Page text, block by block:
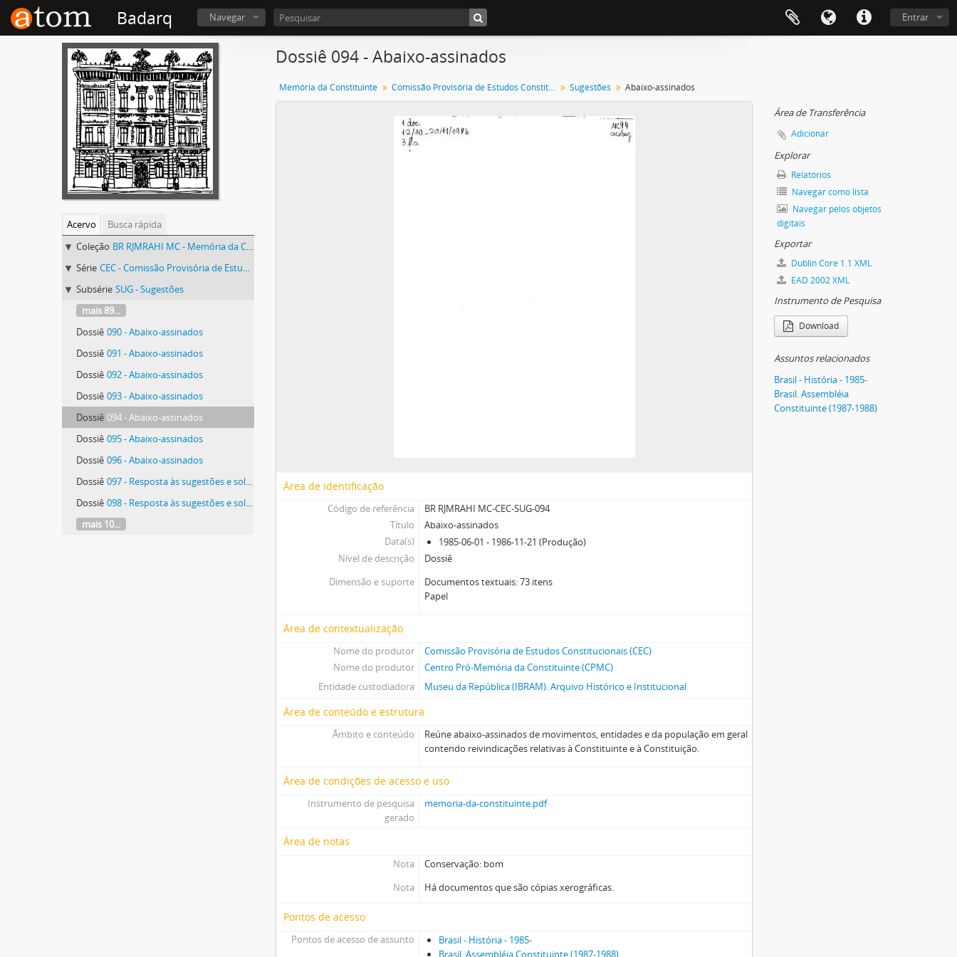
Badarq Navegar Entrar
Acervo
Busca rápida
Coleção BR RJMRAHI MC - Memória da Constituinte
Série CEC - Comissão Provisória de Estudos Constitucionais
Subsérie SUG - Sugestões
mais 89...
Dossiê 090 - Abaixo-assinados
Dossiê 091 - Abaixo-assinados
Dossiê 092 - Abaixo-assinados
Dossiê 093 - Abaixo-assinados
Dossiê 094 - Abaixo-assinados
Dossiê 095 - Abaixo-assinados
Dossiê 096 - Abaixo-assinados
Dossiê 097 - Resposta às sugestões e solicitações enviadas pela população em geral
Dossiê 098 - Resposta às sugestões e solicitações enviadas pela população em geral
mais 10...
Dossiê 094 - Abaixo-assinados
Memória da Constituinte Comissão Provisória de Estudos Constitucionais Sugestões Abaixo-assinados
Área de identificação
Código de referência
BR RJMRAHI MC-CEC-SUG-094
Título
Abaixo-assinados
Data(s)
1985-06-01 - 1986-11-21 (Produção)
Nível de descrição
Dossiê
Dimensão e suporte
Documentos textuais: 73 itens
Papel
Área de contextualização
Nome do produtor
Comissão Provisória de Estudos Constitucionais (CEC)
Nome do produtor
Centro Pró-Memória da Constituinte (CPMC)
Entidade custodiadora
Museu da República (IBRAM). Arquivo Histórico e Institucional
Área de conteúdo e estrutura
Âmbito e conteúdo
Reúne abaixo-assinados de movimentos, entidades e da população em geral
contendo reivindicações relativas à Constituinte e à Constituição.
Área de condições de acesso e uso
Instrumento de pesquisa
gerado
memoria-da-constituinte.pdf
Área de notas
Nota
Conservação: bom
Nota
Há documentos que são cópias xerográficas.
Pontos de acesso
Pontos de acesso de assunto
Brasil - História - 1985-
Brasil. Assembléia Constituinte (1987-1988)
Área de Transferência
Adicionar
Explorar
Relatórios
Navegar como lista
Navegar pelos objetos
digitais
Exportar
Dublin Core 1.1 XML
EAD 2002 XML
Instrumento de Pesquisa
Download
Assuntos relacionados
Brasil - História - 1985-
Brasil. Assembléia
Constituinte (1987-1988)